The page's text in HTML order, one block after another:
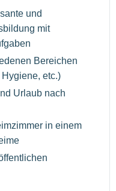
und
mit
Bereichen
etc.)
Urlaub nach
in einem